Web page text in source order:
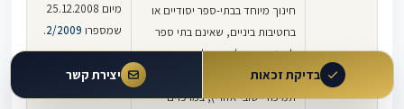
חינוך מיוחד בבתי-ספר יסודיים או
בחטיבות ביניים, שאינם בתי ספר
לחינוך מיוחד), וכן על עובדים
כאמור המועסקים במתי"אות (מרכז
תמיכה יישובי-אזורי), במרכזים
מיום 25.12.2008
שמספרו 2/2009
.
(7) עניינו של סעיף
יצירת קשר בדיקת זכאות